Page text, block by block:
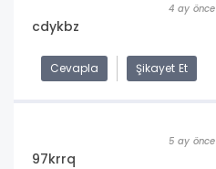
4 ay önce
cdykbz
Cevapla Şikayet Et
5 ay önce
97krrq